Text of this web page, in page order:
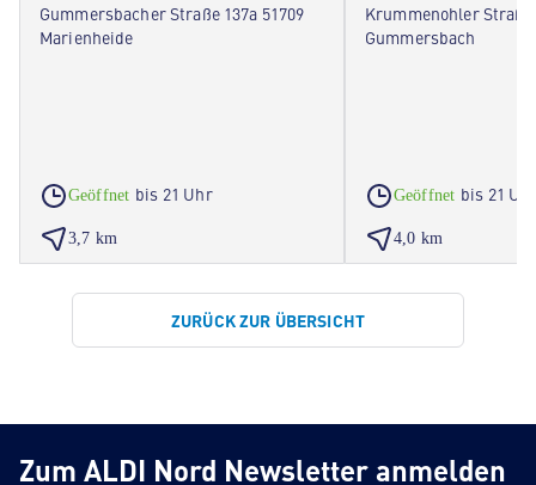
Gummersbacher Straße 137a 51709
Marienheide
Geöffnet bis 21 Uhr
3,7 km
Krummenohler Straße
Gummersbach
Geöffnet bis 21
4,0 km
ZURÜCK ZUR ÜBERSICHT
Zum ALDI Nord Newsletter anmelden